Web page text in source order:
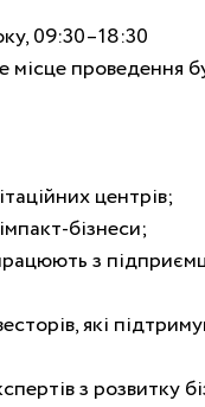
09:30–18:30
місце проведення
центрів;
бізнеси;
з
які
з розвитку